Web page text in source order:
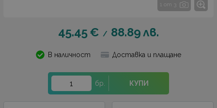
1 от 3
45.45€ / 88.89лв.
В наличност Доставка и плащане
бр. КУПИ